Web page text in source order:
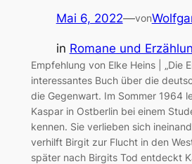
Mai 6, 2022—von
in Romane und
Empfehlung von Elke Heins | „Die
interessantes Buch über die
die Gegenwart. Im Sommer 1964
Kaspar in Ostberlin bei einem
kennen. Sie verlieben sich
verhilft Birgit zur Flucht in den
später nach Birgits Tod entdeckt